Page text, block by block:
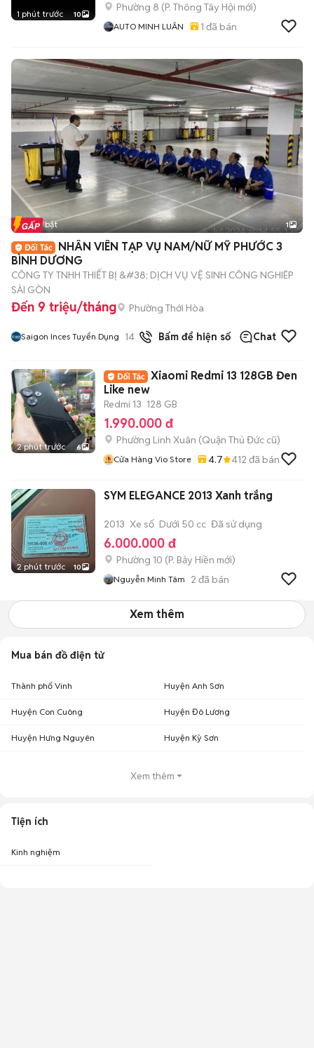
1 phút trước 10
Phường 8 (P. Thông Tây Hội mới)
AUTO MINH LUÂN 1 đã bán
Tin nổi bật 1
NHÂN VIÊN TẠP VỤ NAM/NỮ MỸ PHƯỚC 3
BÌNH DƯƠNG
CÔNG TY TNHH THIẾT BỊ &#38; DỊCH VỤ VỆ SINH CÔNG NGHIÊP
SÀI GÒN
Đến 9 triệu/tháng Phường Thới Hòa
Saigon Inces Tuyển Dụng 14 đã bánBấm để hiện số Chat
2 phút trước 6
Xiaomi Redmi 13 128GB Đen
Like new
Redmi 13 128 GB
1.990.000 đ
Phường Linh Xuân (Quận Thủ Đức cũ)
Cửa Hàng Vio Store 4.7 412 đã bán
2 phút trước 10
SYM ELEGANCE 2013 Xanh trắng
2013 Xe số Dưới 50 cc Đã sử dụng
6.000.000 đ
Phường 10 (P. Bảy Hiền mới)
Nguyễn Minh Tâm 2 đã bán
Xem thêm
Mua bán đồ điện tử
Thành phố Vinh Huyện Anh Sơn
Huyện Con Cuông Huyện Đô Lương
Huyện Hưng Nguyên Huyện Kỳ Sơn
Xem thêm
Tiện ích
Kinh nghiệm